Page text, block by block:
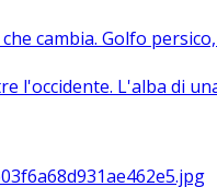
cambia. Golfo
l'occidente. L'alba di